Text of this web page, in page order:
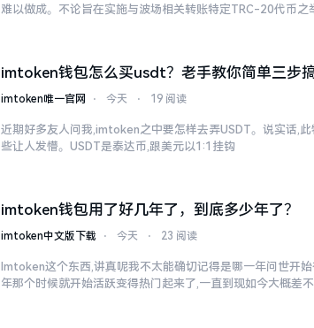
难以做成。不论旨在实施与波场相关转账特定TRC-20代币之
imtoken钱包怎么买usdt？老手教你简单三步
imtoken唯一官网 ⋅ 今天 ⋅ 19 阅读
近期好多友人问我,imtoken之中要怎样去弄USDT。说实话,
些让人发懵。USDT是泰达币,跟美元以1:1挂钩
imtoken钱包用了好几年了，到底多少年了？
imtoken中文版下载 ⋅ 今天 ⋅ 23 阅读
Imtoken这个东西,讲真呢我不太能确切记得是哪一年问世开
年那个时候就开始活跃变得热门起来了,一直到现如今大概差